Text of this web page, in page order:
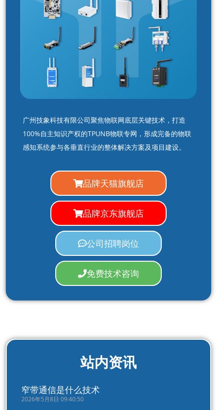
广州技象科技有限公司聚焦物联网底层关键技术，打造
100%自主知识产权的TPUNB物联专网，形成完备的物联
感知系统参与各垂直行业的整体解决方案及项目建设。
品牌天猫旗舰店
品牌京东旗舰店
公司招聘岗位
免费技术咨询
站内资讯
窄带通信是什么技术
2026年5月8日 09:40:50